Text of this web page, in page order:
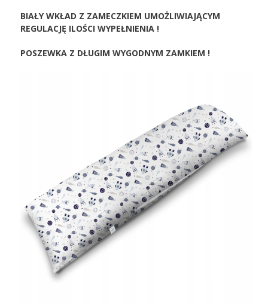
BIAŁY WKŁAD Z ZAMECZKIEM UMOŻLIWIAJĄCYM
REGULACJĘ ILOŚCI WYPEŁNIENIA !
POSZEWKA Z DŁUGIM WYGODNYM ZAMKIEM !